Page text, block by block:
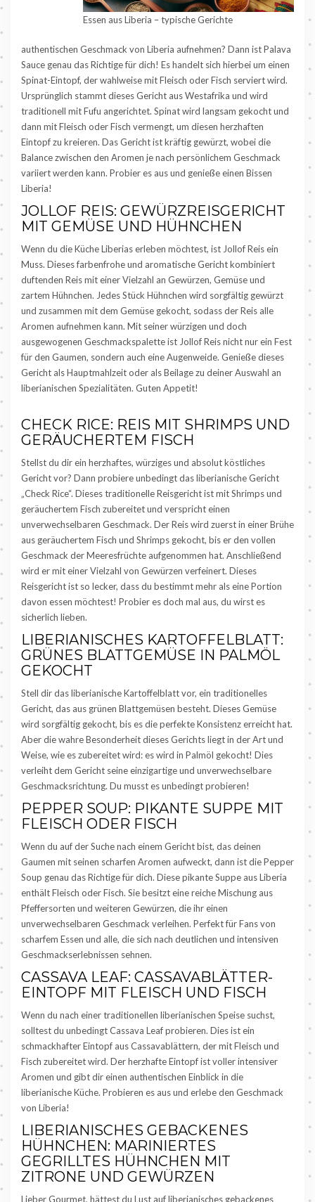
Essen aus Liberia – typische Gerichte
authentischen Geschmack von Liberia aufnehmen? Dann ist Palava
Sauce genau das Richtige für dich! Es handelt sich hierbei um einen
Spinat-Eintopf, der wahlweise mit Fleisch oder Fisch serviert wird.
Ursprünglich stammt dieses Gericht aus Westafrika und wird
traditionell mit Fufu angerichtet. Spinat wird langsam gekocht und
dann mit Fleisch oder Fisch vermengt, um diesen herzhaften
Eintopf zu kreieren. Das Gericht ist kräftig gewürzt, wobei die
Balance zwischen den Aromen je nach persönlichem Geschmack
variiert werden kann. Probier es aus und genieße einen Bissen
Liberia!
JOLLOF REIS: GEWÜRZREISGERICHT
MIT GEMÜSE UND HÜHNCHEN
Wenn du die Küche Liberias erleben möchtest, ist Jollof Reis ein
Muss. Dieses farbenfrohe und aromatische Gericht kombiniert
duftenden Reis mit einer Vielzahl an Gewürzen, Gemüse und
zartem Hühnchen. Jedes Stück Hühnchen wird sorgfältig gewürzt
und zusammen mit dem Gemüse gekocht, sodass der Reis alle
Aromen aufnehmen kann. Mit seiner würzigen und doch
ausgewogenen Geschmackspalette ist Jollof Reis nicht nur ein Fest
für den Gaumen, sondern auch eine Augenweide. Genieße dieses
Gericht als Hauptmahlzeit oder als Beilage zu deiner Auswahl an
liberianischen Spezialitäten. Guten Appetit!
CHECK RICE: REIS MIT SHRIMPS UND
GERÄUCHERTEM FISCH
Stellst du dir ein herzhaftes, würziges und absolut köstliches
Gericht vor? Dann probiere unbedingt das liberianische Gericht
„Check Rice“. Dieses traditionelle Reisgericht ist mit Shrimps und
geräuchertem Fisch zubereitet und verspricht einen
unverwechselbaren Geschmack. Der Reis wird zuerst in einer Brühe
aus geräuchertem Fisch und Shrimps gekocht, bis er den vollen
Geschmack der Meeresfrüchte aufgenommen hat. Anschließend
wird er mit einer Vielzahl von Gewürzen verfeinert. Dieses
Reisgericht ist so lecker, dass du bestimmt mehr als eine Portion
davon essen möchtest! Probier es doch mal aus, du wirst es
sicherlich lieben.
LIBERIANISCHES KARTOFFELBLATT:
GRÜNES BLATTGEMÜSE IN PALMÖL
GEKOCHT
Stell dir das liberianische Kartoffelblatt vor, ein traditionelles
Gericht, das aus grünen Blattgemüsen besteht. Dieses Gemüse
wird sorgfältig gekocht, bis es die perfekte Konsistenz erreicht hat.
Aber die wahre Besonderheit dieses Gerichts liegt in der Art und
Weise, wie es zubereitet wird: es wird in Palmöl gekocht! Dies
verleiht dem Gericht seine einzigartige und unverwechselbare
Geschmacksrichtung. Du musst es unbedingt probieren!
PEPPER SOUP: PIKANTE SUPPE MIT
FLEISCH ODER FISCH
Wenn du auf der Suche nach einem Gericht bist, das deinen
Gaumen mit seinen scharfen Aromen aufweckt, dann ist die Pepper
Soup genau das Richtige für dich. Diese pikante Suppe aus Liberia
enthält Fleisch oder Fisch. Sie besitzt eine reiche Mischung aus
Pfeffersorten und weiteren Gewürzen, die ihr einen
unverwechselbaren Geschmack verleihen. Perfekt für Fans von
scharfem Essen und alle, die sich nach deutlichen und intensiven
Geschmackserlebnissen sehnen.
CASSAVA LEAF: CASSAVABLÄTTER-
EINTOPF MIT FLEISCH UND FISCH
Wenn du nach einer traditionellen liberianischen Speise suchst,
solltest du unbedingt Cassava Leaf probieren. Dies ist ein
schmackhafter Eintopf aus Cassavablättern, der mit Fleisch und
Fisch zubereitet wird. Der herzhafte Eintopf ist voller intensiver
Aromen und gibt dir einen authentischen Einblick in die
liberianische Küche. Probieren es aus und erlebe den Geschmack
von Liberia!
LIBERIANISCHES GEBACKENES
HÜHNCHEN: MARINIERTES
GEGRILLTES HÜHNCHEN MIT
ZITRONE UND GEWÜRZEN
Lieber Gourmet, hättest du Lust auf liberianisches gebackenes